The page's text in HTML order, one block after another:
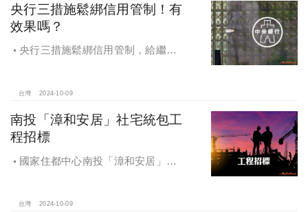
央行三措施鬆綁信用管制！有
效果嗎？
央行三措施鬆綁信用管制，給繼
台灣 2024-10-09
南投「漳和安居」社宅統包工
程招標
國家住都中心南投「漳和安居」社
台灣 2024-10-09